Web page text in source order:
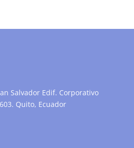
Salvador Edif. Corporativo
Quito, Ecuador